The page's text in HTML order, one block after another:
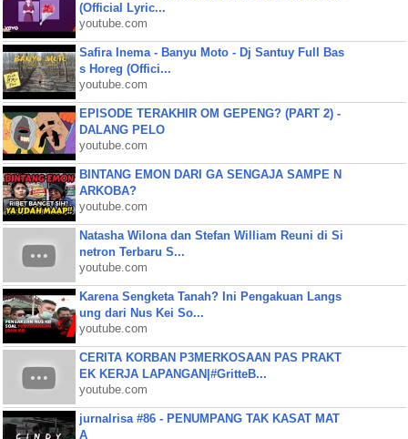
(Official Lyric...
youtube.com
Safira Inema - Banyu Moto - Dj Santuy Full Bas
s Horeg (Offici...
youtube.com
EPISODE TERAKHIR OM GEPENG? (PART 2) -
DALANG PELO
youtube.com
BINTANG EMON DARI GA SENGAJA SAMPE N
ARKOBA?
youtube.com
Natasha Wilona dan Stefan William Reuni di Si
netron Terbaru S...
youtube.com
Karena Sengketa Tanah? Ini Pengakuan Langs
ung dari Nus Kei So...
youtube.com
CERITA KORBAN P3MERKOSAAN PAS PRAKT
EK KERJA LAPANGAN|#GritteB...
youtube.com
jurnalrisa #86 - PENUMPANG TAK KASAT MAT
A